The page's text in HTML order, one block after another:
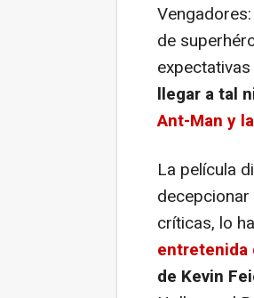
de
llegar a tal
Ant-Man y
La película
críticas, lo
entretenida
de Kevin